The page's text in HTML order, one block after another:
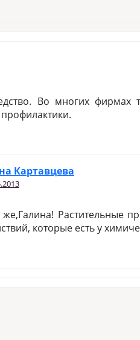
Во многих фирмах
Картавцева
Растительные
которые есть у